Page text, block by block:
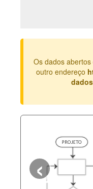
Legislação
Perguntas frequentes
Os dados
outro endereço
‹